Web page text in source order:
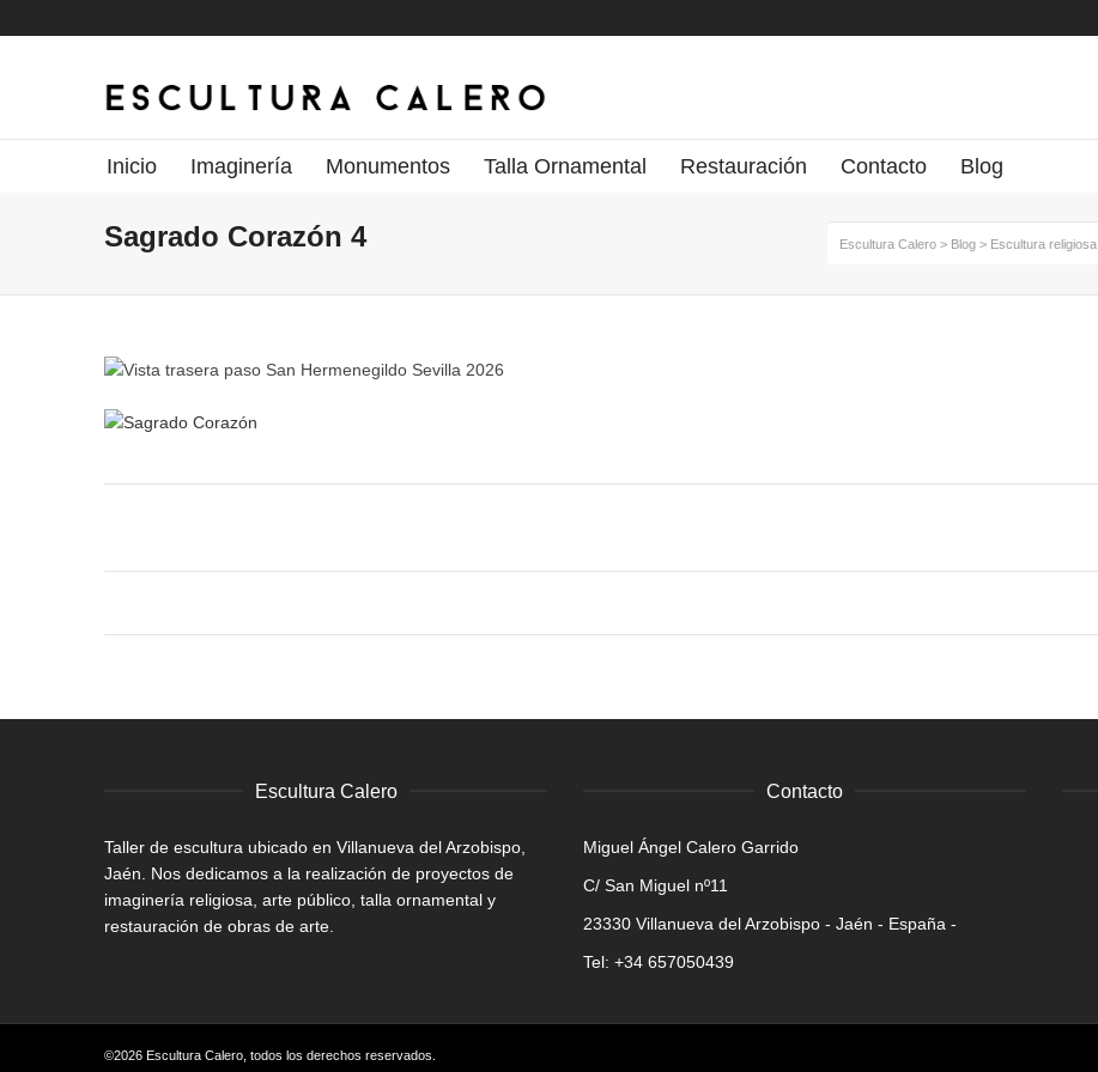
Inicio Imaginería Monumentos Talla Ornamental Restauración Contacto Blog
Sagrado Corazón 4 Escultura Calero > Blog > Escultura religiosa
Escultura Calero
Taller de escultura ubicado en Villanueva del Arzobispo,
Jaén. Nos dedicamos a la realización de proyectos de
imaginería religiosa, arte público, talla ornamental y
restauración de obras de arte.
Contacto
Miguel Ángel Calero Garrido
C/ San Miguel nº11
23330 Villanueva del Arzobispo - Jaén - España -
Tel: +34 657050439
©2026 Escultura Calero, todos los derechos reservados.